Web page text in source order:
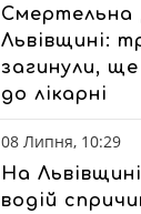
Львівщині:
загинули,
до лікарні
08 Липня, 10:29
На
водій